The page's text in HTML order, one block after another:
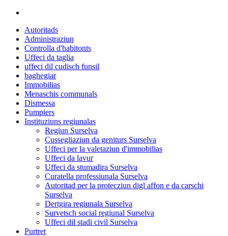
Autoritads
Administraziun
Controlla d'habitonts
Uffeci da taglia
uffeci dil cudisch funsil
baghegiar
Immobilias
Menaschis communals
Dismessa
Pumpiers
Instituziuns regiunalas
Regiun Surselva
Cussegliaziun da geniturs Surselva
Uffeci per la valetaziun d'immobilias
Uffeci da lavur
Uffeci da stumadira Surselva
Curatella professiunala Surselva
Autoritad per la protecziun digl affon e da carschi
Surselva
Dertgira regiunala Surselva
Survetsch social regiunal Surselva
Uffeci dil stadi civil Surselva
Purtret